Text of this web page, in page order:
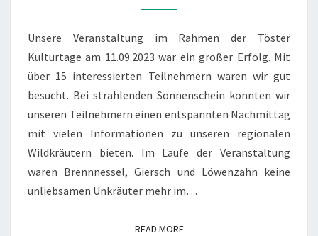
Unsere Veranstaltung im Rahmen der Töster
Kulturtage am 11.09.2023 war ein großer Erfolg. Mit
über 15 interessierten Teilnehmern waren wir gut
besucht. Bei strahlenden Sonnenschein konnten wir
unseren Teilnehmern einen entspannten Nachmittag
mit vielen Informationen zu unseren regionalen
Wildkräutern bieten. Im Laufe der Veranstaltung
waren Brennnessel, Giersch und Löwenzahn keine
unliebsamen Unkräuter mehr im…
READ MOREREAD MORE